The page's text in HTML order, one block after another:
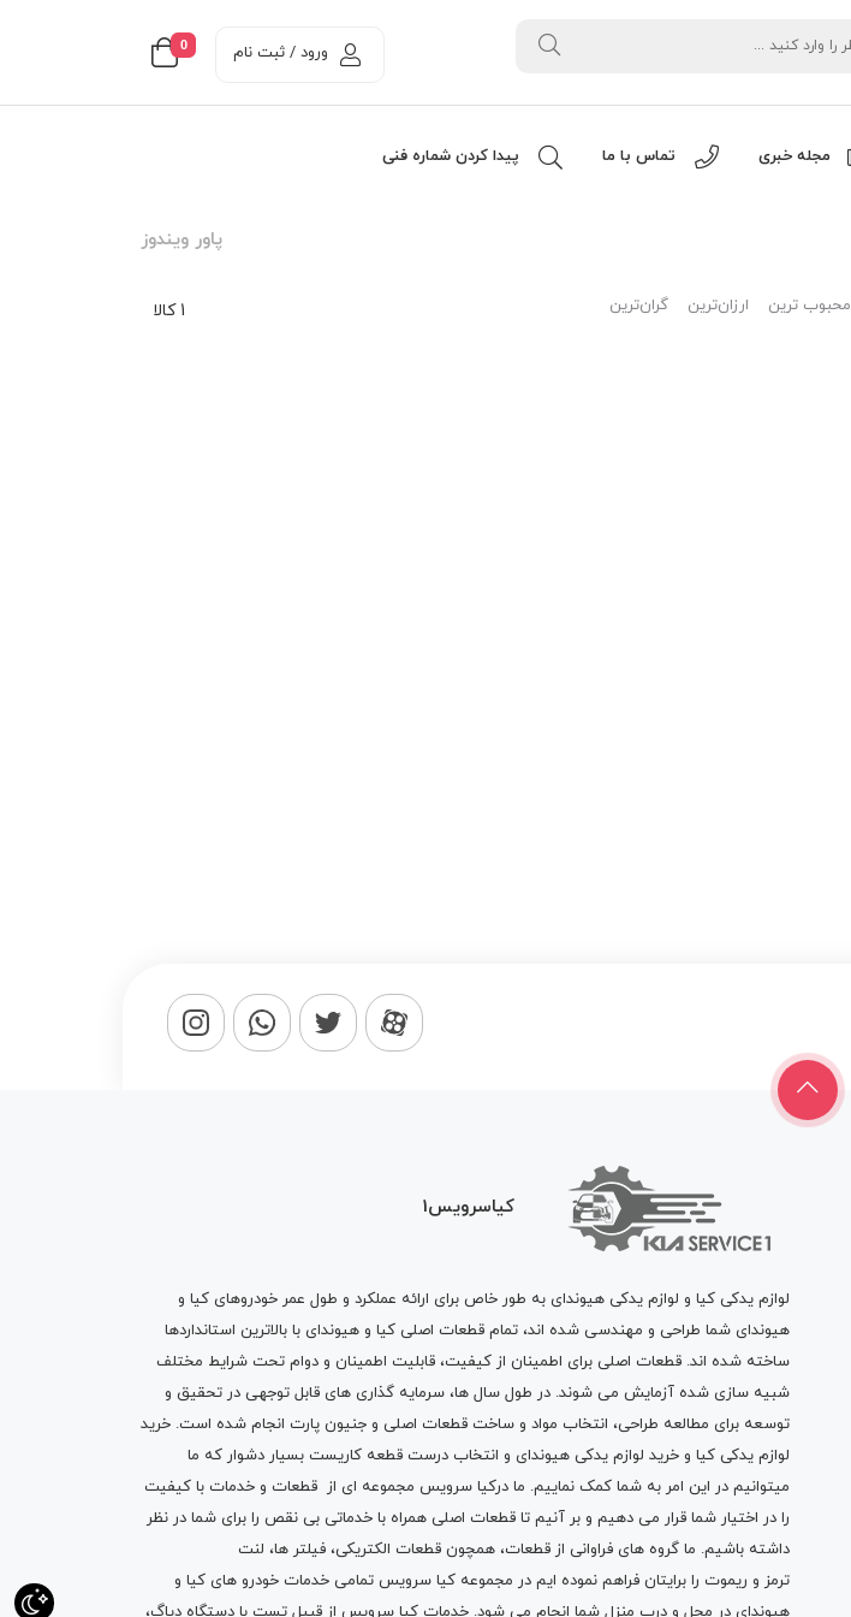
0 ورود / ثبت نام
مجله خبری تماس با ما پیدا کردن شماره فنی
پاور ويندوز
1 کالا محبوب ترین ارزان‌ترین گران‌ترین
کیاسرویس1
لوازم یدکی کیا و لوازم یدکی هیوندای به طور خاص برای ارائه عملکرد و طول عمر خودروهای کیا و
هیوندای شما طراحی و مهندسی شده اند، تمام قطعات اصلی کیا و هیوندای با بالاترین استانداردها
ساخته شده اند. قطعات اصلی برای اطمینان از کیفیت، قابلیت اطمینان و دوام تحت شرایط مختلف
شبیه سازی شده آزمایش می شوند. در طول سال ها، سرمایه گذاری های قابل توجهی در تحقیق و
توسعه برای مطالعه طراحی، انتخاب مواد و ساخت قطعات اصلی و جنیون پارت انجام شده است. خرید
لوازم یدکی کیا و خرید لوازم یدکی هیوندای و انتخاب درست قطعه کاریست بسیار دشوار که ما
میتوانیم در این امر به شما کمک نماییم. ما درکیا سرویس مجموعه ای از قطعات و خدمات با کیفیت
را در اختیار شما قرار می دهیم و بر آنیم تا قطعات اصلی همراه با خدماتی بی نقص را برای شما در نظر
داشته باشیم. ما گروه های فراوانی از قطعات، همچون قطعات الکتریکی، فیلتر ها، لنت
ترمز و ریموت را برایتان فراهم نموده ایم در مجموعه کیا سرویس تمامی خدمات خودرو های کیا و
هیوندای در محل و درب منزل شما انجام می شود. خدمات کیا سرویس از قبیل تست با دستگاه دیاگ،